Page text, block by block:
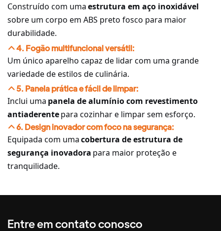
Construído com umaestrutura em aço inoxidável
sobre um corpo em ABS preto fosco para maior
durabilidade.
4. Fogão multifuncional versátil:
Um único aparelho capaz de lidar com uma grande
variedade de estilos de culinária.
5. Panela prática e fácil de limpar:
Inclui uma panela de alumínio com revestimento
antiaderentepara cozinhar e limpar sem esforço.
6. Design inovador com foco na segurança:
Equipada com umacobertura de estrutura de
segurança inovadora para maior proteção e
tranquilidade.
Entre em contato conosco